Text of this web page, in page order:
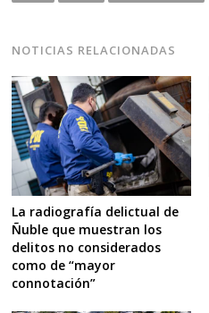
NOTICIAS RELACIONADAS
La radiografía delictual de
Ñuble que muestran los
delitos no considerados
como de “mayor
connotación”